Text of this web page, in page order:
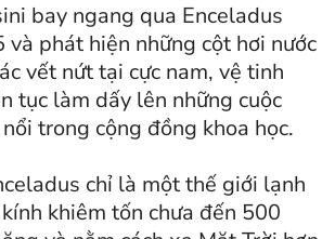
bay ngang qua Enceladus
và phát hiện những cột hơi nước
vết nứt tại cực nam, vệ tinh
tục làm dấy lên những cuộc
trong cộng đồng khoa học.
chỉ là một thế giới lạnh
khiêm tốn chưa đến 500